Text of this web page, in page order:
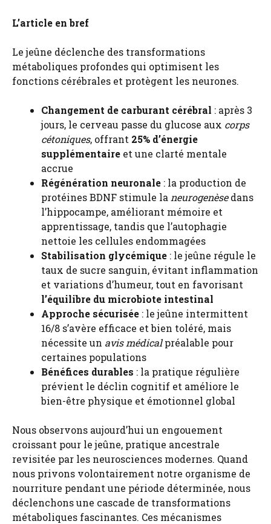
L’article en bref
Le jeûne déclenche des transformations
métaboliques profondes qui optimisent les
fonctions cérébrales et protègent les neurones.
Changement de carburant cérébral : après 3
jours, le cerveau passe du glucose aux corps
cétoniques, offrant 25% d’énergie
supplémentaire et une clarté mentale
accrue
Régénération neuronale : la production de
protéines BDNF stimule la neurogenèsedans
l’hippocampe, améliorant mémoire et
apprentissage, tandis que l’autophagie
nettoie les cellules endommagées
Stabilisation glycémique : le jeûne régule le
taux de sucre sanguin, évitant inflammation
et variations d’humeur, tout en favorisant
l’équilibre du microbiote intestinal
Approche sécurisée : le jeûne intermittent
16/8 s’avère efficace et bien toléré, mais
nécessite un avis médicalpréalable pour
certaines populations
Bénéfices durables : la pratique régulière
prévient le déclin cognitif et améliore le
bien-être physique et émotionnel global
Nous observons aujourd’hui un engouement
croissant pour le jeûne, pratique ancestrale
revisitée par les neurosciences modernes. Quand
nous privons volontairement notre organisme de
nourriture pendant une période déterminée, nous
déclenchons une cascade de transformations
métaboliques fascinantes. Ces mécanismes